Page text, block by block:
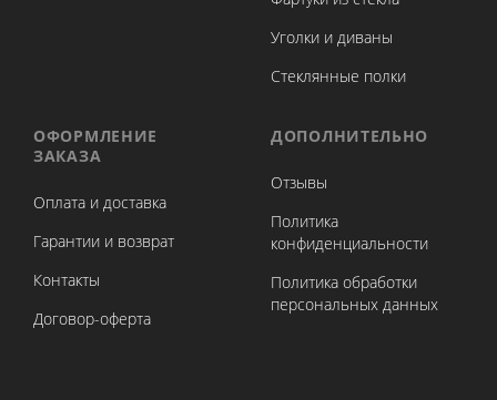
Уголки и диваны
Стеклянные полки
ОФОРМЛЕНИЕ
ЗАКАЗА
Оплата и доставка
Гарантии и возврат
Контакты
Договор-оферта
ДОПОЛНИТЕЛЬНО
Отзывы
Политика
конфиденциальности
Политика обработки
персональных данных